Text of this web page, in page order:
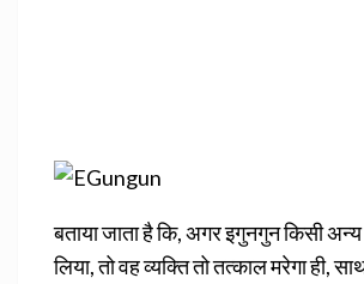
बताया जाता है कि, अगर इगुनगुन किसी
लिया, तो वह व्यक्ति तो तत्काल मरेगा ही,